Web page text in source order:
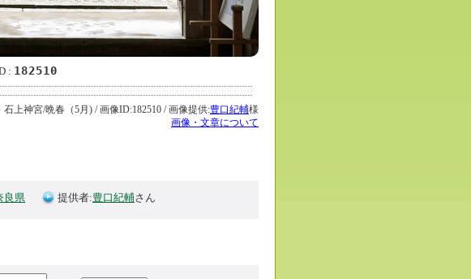
: 182510
石上神宮/晩春（5月) / 画像ID:182510 / 画像提供:豊口紀輔様
画像・文章について
良県 提供者:豊口紀輔さん